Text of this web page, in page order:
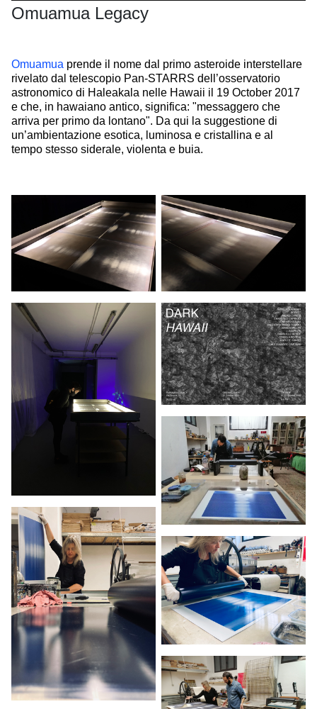
Omuamua Legacy
Omuamua prende il nome dal primo asteroide interstellare
rivelato dal telescopio Pan-STARRS dell’osservatorio
astronomico di Haleakala nelle Hawaii il 19 October 2017
e che, in hawaiano antico, significa: "messaggero che
arriva per primo da lontano". Da qui la suggestione di
un’ambientazione esotica, luminosa e cristallina e al
tempo stesso siderale, violenta e buia.